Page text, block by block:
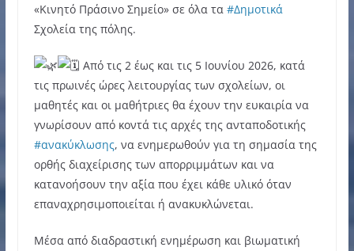
«Κινητό Πράσινο Σημείο» σε όλα τα #Δημοτικά
Σχολεία της πόλης.
Από τις 2 έως και τις 5 Ιουνίου 2026, κατά
τις πρωινές ώρες λειτουργίας των σχολείων, οι
μαθητές και οι μαθήτριες θα έχουν την ευκαιρία να
γνωρίσουν από κοντά τις αρχές της ανταποδοτικής
#ανακύκλωσης, να ενημερωθούν για τη σημασία της
ορθής διαχείρισης των απορριμμάτων και να
κατανοήσουν την αξία που έχει κάθε υλικό όταν
επαναχρησιμοποιείται ή ανακυκλώνεται.
Μέσα από διαδραστική ενημέρωση και βιωματική